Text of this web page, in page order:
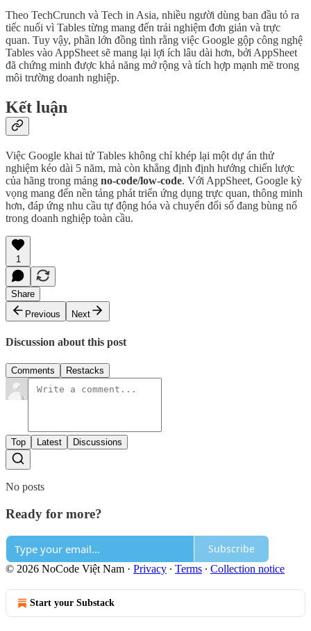
Theo TechCrunch và Tech in Asia, nhiều người dùng ban đầu tỏ ra
tiếc nuối vì Tables từng mang đến trải nghiệm đơn giản và trực
quan. Tuy vậy, phần lớn đồng tình rằng việc Google gộp công nghệ
Tables vào AppSheet sẽ mang lại lợi ích lâu dài hơn, bởi AppSheet
đã chứng minh được khả năng mở rộng và tích hợp mạnh mẽ trong
môi trường doanh nghiệp.
Kết luận
Việc Google khai tử Tables không chỉ khép lại một dự án thử
nghiệm kéo dài 5 năm, mà còn khẳng định định hướng chiến lược
của hãng trong mảng no-code/low-code. Với AppSheet, Google kỳ
vọng mang đến nền tảng phát triển ứng dụng trực quan, thông minh
hơn, đáp ứng nhu cầu tự động hóa và chuyển đổi số đang bùng nổ
trong doanh nghiệp toàn cầu.
1
Share
Previous
Next
Discussion about this post
Comments Restacks
Top Latest Discussions
No posts
Ready for more?
Subscribe
© 2026 NoCode Việt Nam · Privacy ∙ Terms ∙ Collection notice
Start your Substack